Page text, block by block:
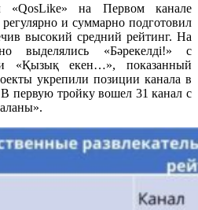
«QosLike» на Первом канале
и суммарно подготовил
высокий средний рейтинг. На
выделялись «Бәрекелді!» с
«Қызық екен…», показанный
укрепили позиции канала в
В первую тройку вошел 31 канал с